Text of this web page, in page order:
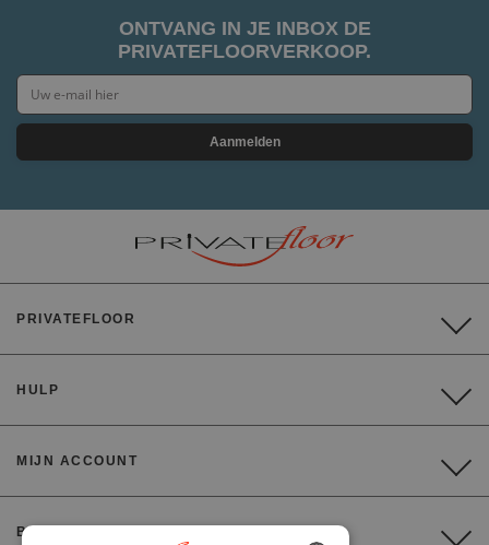
ONTVANG IN JE INBOX DE
PRIVATEFLOORVERKOOP.
Aanmelden
PRIVATEFLOOR
HULP
MIJN ACCOUNT
BETALING